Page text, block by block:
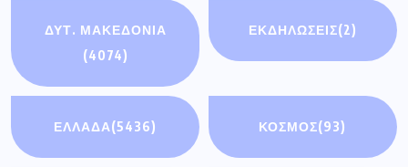
ΔΥΤ. ΜΑΚΕΔΟΝΙΑ
(4074)
ΕΚΔΗΛΩΣΕΙΣ(2)
ΕΛΛΑΔΑ(5436) ΚΟΣΜΟΣ(93)